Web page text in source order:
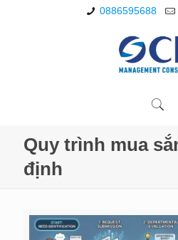
0886595688
Quy trình mua
định